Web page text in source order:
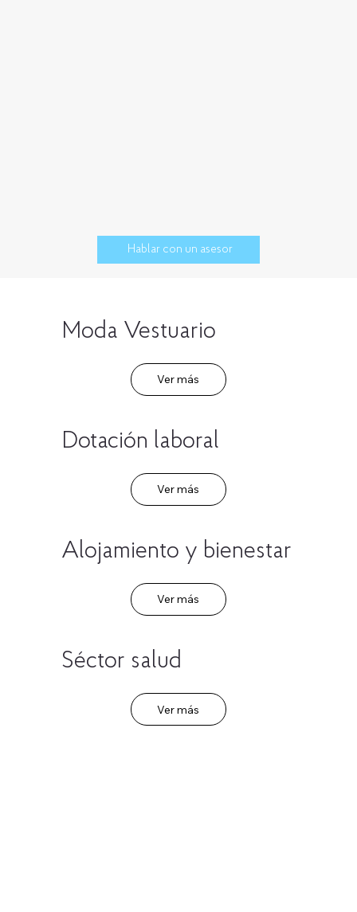
Hablar con un asesor
Moda Vestuario
Ver más
Dotación laboral
Ver más
Alojamiento y bienestar
Ver más
Séctor salud
Ver más